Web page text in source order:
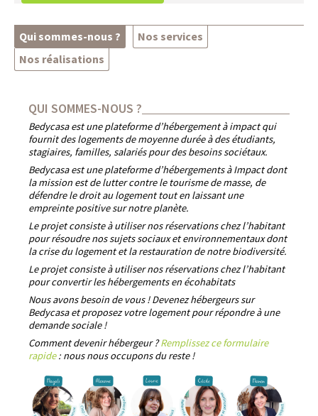
Qui sommes-nous ?
Nos services
Nos réalisations
QUI SOMMES-NOUS ?
Bedycasaest une plateforme d’hébergement à impact qui
fournit des logements de moyenne durée à des étudiants,
stagiaires, familles, salariés pour des besoins sociétaux.
Bedycasaest une plateforme d’hébergements à Impact dont
la mission est de lutter contre le tourisme de masse, de
défendre le droit au logement tout en laissant une
empreinte positive sur notre planète.
Le projet consiste à utiliser nos réservations chez l’habitant
pour résoudre nos sujets sociaux et environnementaux dont
la crise du logement et la restauration de notre biodiversité.
Le projet consiste à utiliser nos réservations chez l’habitant
pour convertir les hébergements en écohabitats
Nous avons besoin de vous ! Devenez hébergeurs sur
Bedycasaet proposez votre logement pour répondre à une
demande sociale !
Comment devenir hébergeur ?Remplissez ce formulaire
rapide: nous nous occupons du reste !